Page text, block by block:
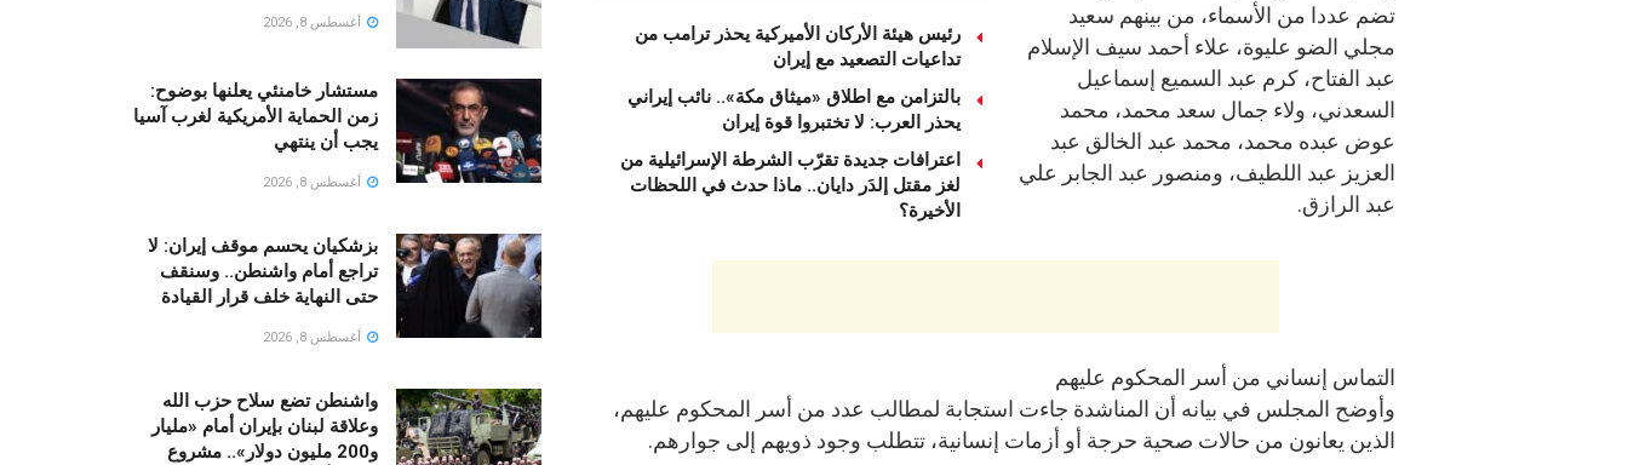
رئيس هيئة الأركان الأميركية يحذر ترامب من
تداعيات التصعيد مع إيران
بالتزامن مع اطلاق «ميثاق مكة».. نائب إيراني
يحذر العرب: لا تختبروا قوة إيران
اعترافات جديدة تقرّب الشرطة الإسرائيلية من
لغز مقتل إلدَر دايان.. ماذا حدث في اللحظات
الأخيرة؟
تضم عددا من الأسماء، من بينهم سعيد
مجلي الضو عليوة، علاء أحمد سيف الإسلام
عبد الفتاح، كرم عبد السميع إسماعيل
السعدني، ولاء جمال سعد محمد، محمد
عوض عبده محمد، محمد عبد الخالق عبد
العزيز عبد اللطيف، ومنصور عبد الجابر علي
عبد الرازق.
التماس إنساني من أسر المحكوم عليهم
وأوضح المجلس في بيانه أن المناشدة جاءت استجابة لمطالب عدد من أسر المحكوم عليهم،
الذين يعانون من حالات صحية حرجة أو أزمات إنسانية، تتطلب وجود ذويهم إلى جوارهم.
أغسطس 8, 2026
مستشار خامنئي يعلنها بوضوح:
زمن الحماية الأمريكية لغرب آسيا
يجب أن ينتهي
أغسطس 8, 2026
بزشكيان يحسم موقف إيران: لا
تراجع أمام واشنطن.. وسنقف
حتى النهاية خلف قرار القيادة
أغسطس 8, 2026
واشنطن تضع سلاح حزب الله
وعلاقة لبنان بإيران أمام «مليار
و200 مليون دولار».. مشروع